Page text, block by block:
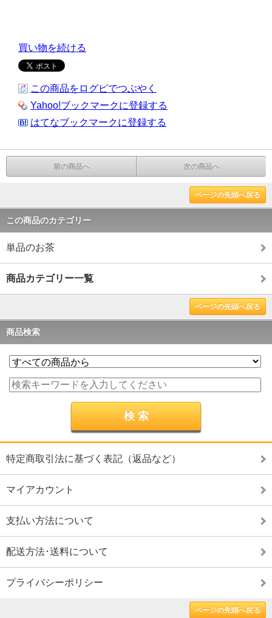
買い物を続ける
この商品をログピでつぶやく
Yahoo!ブックマークに登録する
はてなブックマークに登録する
前の商品へ 次の商品へ
ページの先頭へ戻る
この商品のカテゴリー
単品のお茶
商品カテゴリー一覧
ページの先頭へ戻る
商品検索
特定商取引法に基づく表記（返品など）
マイアカウント
支払い方法について
配送方法･送料について
プライバシーポリシー
ページの先頭へ戻る